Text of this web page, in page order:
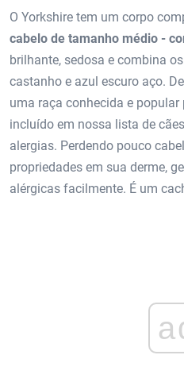
O Yorkshire tem um corpo
cabelo de tamanho médio -
brilhante, sedosa e combina
castanho e azul escuro aço.
uma raça conhecida e popular
incluído em nossa lista de
alergias. Perdendo pouco
propriedades em sua derme,
alérgicas facilmente. É um